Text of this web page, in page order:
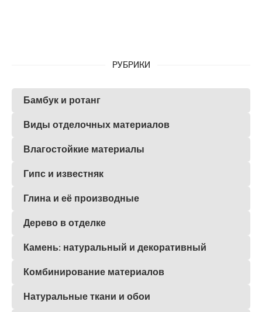
РУБРИКИ
Бамбук и ротанг
Виды отделочных материалов
Влагостойкие материалы
Гипс и известняк
Глина и её производные
Дерево в отделке
Камень: натуральный и декоративный
Комбинирование материалов
Натуральные ткани и обои